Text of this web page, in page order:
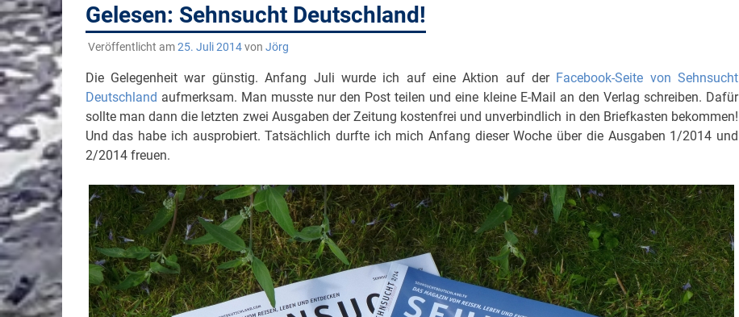
Gelesen: Sehnsucht Deutschland!
Veröffentlicht am25. Juli 2014von Jörg
Die Gelegenheit war günstig. Anfang Juli wurde ich auf eine Aktion auf der Facebook-Seite von Sehnsucht
Deutschland aufmerksam. Man musste nur den Post teilen und eine kleine E-Mail an den Verlag schreiben. Dafür
sollte man dann die letzten zwei Ausgaben der Zeitung kostenfrei und unverbindlich in den Briefkasten bekommen!
Und das habe ich ausprobiert. Tatsächlich durfte ich mich Anfang dieser Woche über die Ausgaben 1/2014 und
2/2014 freuen.